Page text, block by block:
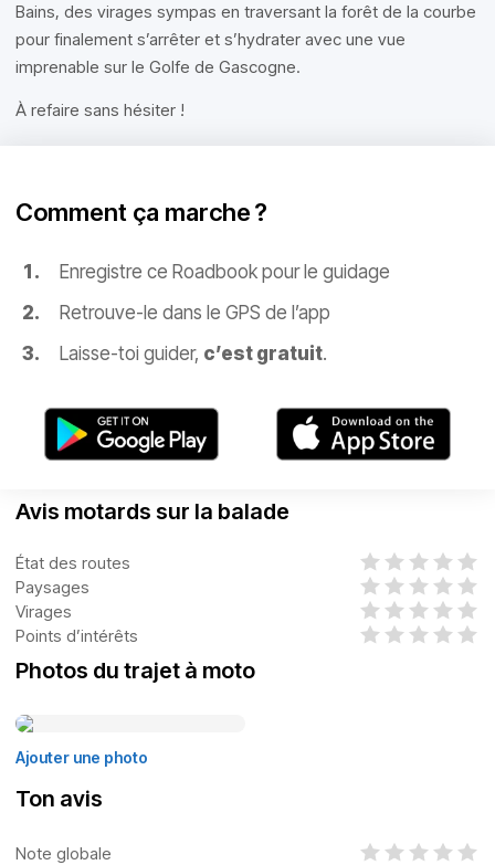
Bains, des virages sympas en traversant la forêt de la courbe
pour finalement s’arrêter et s’hydrater avec une vue
imprenable sur le Golfe de Gascogne.
À refaire sans hésiter !
Comment ça marche ?
Enregistre ce Roadbook pour le guidage
Retrouve-le dans le GPS de l’app
Laisse-toi guider, c’est gratuit.
Avis motards sur la balade
État des routes
Paysages
Virages
Points d’intérêts
Photos du trajet à moto
Ajouter une photo
Ton avis
Note globale